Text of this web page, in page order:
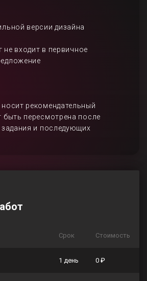
версии дизайна
не входит в первичное
рекомендательный
быть пересмотрена после
задания и последующих
Срок Стоимость
1 день 0 ₽